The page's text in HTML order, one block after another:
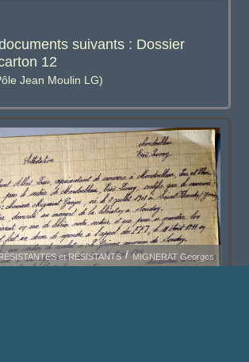
suivants : Dossier
12
Jean Moulin LG)
et RÉSISTANTS MIGNERAT Georges